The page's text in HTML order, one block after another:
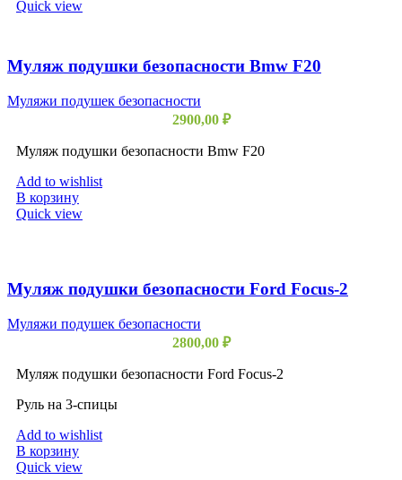
Quick view
Муляж подушки безопасности Bmw F20
Муляжи подушек безопасности
2900,00 ₽
Муляж подушки безопасности Bmw F20
Add to wishlist
В корзину
Quick view
Муляж подушки безопасности Ford Focus-2
Муляжи подушек безопасности
2800,00 ₽
Муляж подушки безопасности Ford Focus-2
Руль на 3-спицы
Add to wishlist
В корзину
Quick view